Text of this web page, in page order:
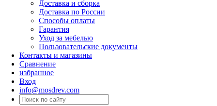
Доставка и сборка
Доставка по России
Способы оплаты
Гарантия
Уход за мебелью
Пользовательские документы
Контакты и магазины
Сравнение
избранное
Вход
info@mosdrev.com